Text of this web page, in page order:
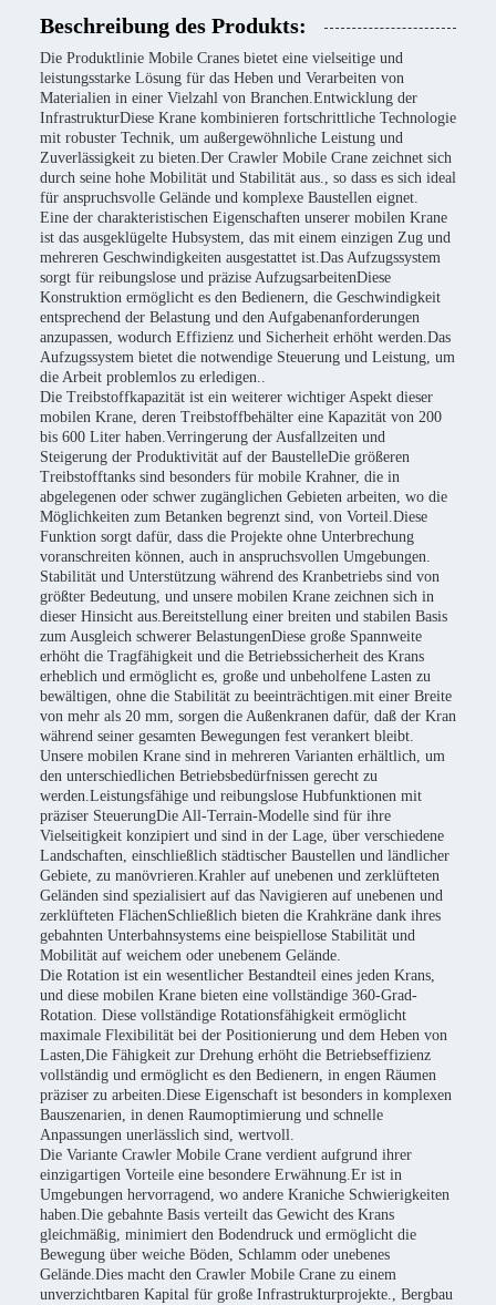
Beschreibung des Produkts:
Die Produktlinie Mobile Cranes bietet eine vielseitige und
leistungsstarke Lösung für das Heben und Verarbeiten von
Materialien in einer Vielzahl von Branchen.Entwicklung der
InfrastrukturDiese Krane kombinieren fortschrittliche Technologie
mit robuster Technik, um außergewöhnliche Leistung und
Zuverlässigkeit zu bieten.Der Crawler Mobile Crane zeichnet sich
durch seine hohe Mobilität und Stabilität aus., so dass es sich ideal
für anspruchsvolle Gelände und komplexe Baustellen eignet.
Eine der charakteristischen Eigenschaften unserer mobilen Krane
ist das ausgeklügelte Hubsystem, das mit einem einzigen Zug und
mehreren Geschwindigkeiten ausgestattet ist.Das Aufzugssystem
sorgt für reibungslose und präzise AufzugsarbeitenDiese
Konstruktion ermöglicht es den Bedienern, die Geschwindigkeit
entsprechend der Belastung und den Aufgabenanforderungen
anzupassen, wodurch Effizienz und Sicherheit erhöht werden.Das
Aufzugssystem bietet die notwendige Steuerung und Leistung, um
die Arbeit problemlos zu erledigen..
Die Treibstoffkapazität ist ein weiterer wichtiger Aspekt dieser
mobilen Krane, deren Treibstoffbehälter eine Kapazität von 200
bis 600 Liter haben.Verringerung der Ausfallzeiten und
Steigerung der Produktivität auf der BaustelleDie größeren
Treibstofftanks sind besonders für mobile Krahner, die in
abgelegenen oder schwer zugänglichen Gebieten arbeiten, wo die
Möglichkeiten zum Betanken begrenzt sind, von Vorteil.Diese
Funktion sorgt dafür, dass die Projekte ohne Unterbrechung
voranschreiten können, auch in anspruchsvollen Umgebungen.
Stabilität und Unterstützung während des Kranbetriebs sind von
größter Bedeutung, und unsere mobilen Krane zeichnen sich in
dieser Hinsicht aus.Bereitstellung einer breiten und stabilen Basis
zum Ausgleich schwerer BelastungenDiese große Spannweite
erhöht die Tragfähigkeit und die Betriebssicherheit des Krans
erheblich und ermöglicht es, große und unbeholfene Lasten zu
bewältigen, ohne die Stabilität zu beeinträchtigen.mit einer Breite
von mehr als 20 mm, sorgen die Außenkranen dafür, daß der Kran
während seiner gesamten Bewegungen fest verankert bleibt.
Unsere mobilen Krane sind in mehreren Varianten erhältlich, um
den unterschiedlichen Betriebsbedürfnissen gerecht zu
werden.Leistungsfähige und reibungslose Hubfunktionen mit
präziser SteuerungDie All-Terrain-Modelle sind für ihre
Vielseitigkeit konzipiert und sind in der Lage, über verschiedene
Landschaften, einschließlich städtischer Baustellen und ländlicher
Gebiete, zu manövrieren.Krahler auf unebenen und zerklüfteten
Geländen sind spezialisiert auf das Navigieren auf unebenen und
zerklüfteten FlächenSchließlich bieten die Krahkräne dank ihres
gebahnten Unterbahnsystems eine beispiellose Stabilität und
Mobilität auf weichem oder unebenem Gelände.
Die Rotation ist ein wesentlicher Bestandteil eines jeden Krans,
und diese mobilen Krane bieten eine vollständige 360-Grad-
Rotation. Diese vollständige Rotationsfähigkeit ermöglicht
maximale Flexibilität bei der Positionierung und dem Heben von
Lasten,Die Fähigkeit zur Drehung erhöht die Betriebseffizienz
vollständig und ermöglicht es den Bedienern, in engen Räumen
präziser zu arbeiten.Diese Eigenschaft ist besonders in komplexen
Bauszenarien, in denen Raumoptimierung und schnelle
Anpassungen unerlässlich sind, wertvoll.
Die Variante Crawler Mobile Crane verdient aufgrund ihrer
einzigartigen Vorteile eine besondere Erwähnung.Er ist in
Umgebungen hervorragend, wo andere Kraniche Schwierigkeiten
haben.Die gebahnte Basis verteilt das Gewicht des Krans
gleichmäßig, minimiert den Bodendruck und ermöglicht die
Bewegung über weiche Böden, Schlamm oder unebenes
Gelände.Dies macht den Crawler Mobile Crane zu einem
unverzichtbaren Kapital für große Infrastrukturprojekte., Bergbau